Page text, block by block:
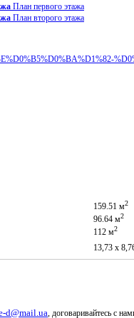
План первого этажа
План второго этажа
159.51 м2
96.64 м2
112 м2
13,73 х
d@mail.ua , договаривайтесь с